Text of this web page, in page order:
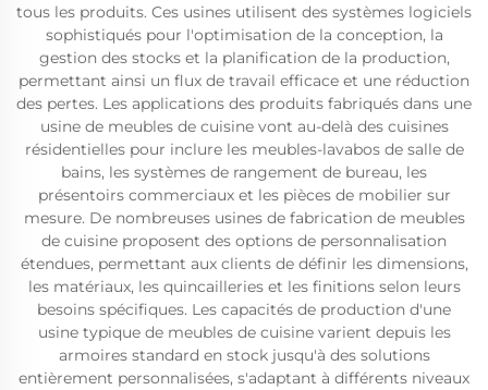
tous les produits. Ces usines utilisent des systèmes logiciels
sophistiqués pour l'optimisation de la conception, la
gestion des stocks et la planification de la production,
permettant ainsi un flux de travail efficace et une réduction
des pertes. Les applications des produits fabriqués dans une
usine de meubles de cuisine vont au-delà des cuisines
résidentielles pour inclure les meubles-lavabos de salle de
bains, les systèmes de rangement de bureau, les
présentoirs commerciaux et les pièces de mobilier sur
mesure. De nombreuses usines de fabrication de meubles
de cuisine proposent des options de personnalisation
étendues, permettant aux clients de définir les dimensions,
les matériaux, les quincailleries et les finitions selon leurs
besoins spécifiques. Les capacités de production d'une
usine typique de meubles de cuisine varient depuis les
armoires standard en stock jusqu'à des solutions
entièrement personnalisées, s'adaptant à différents niveaux